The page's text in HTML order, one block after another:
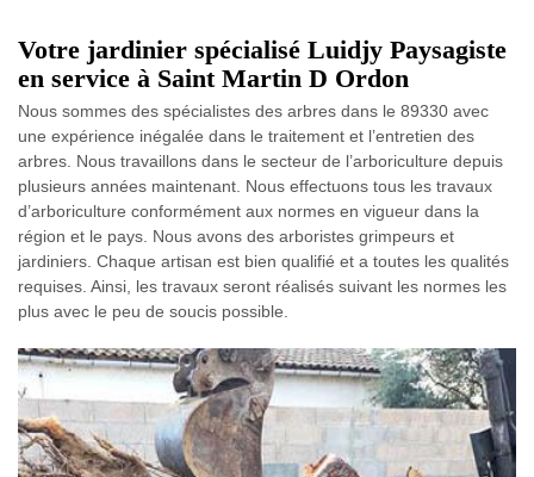
Votre jardinier spécialisé Luidjy Paysagiste
en service à Saint Martin D Ordon
Nous sommes des spécialistes des arbres dans le 89330 avec
une expérience inégalée dans le traitement et l’entretien des
arbres. Nous travaillons dans le secteur de l’arboriculture depuis
plusieurs années maintenant. Nous effectuons tous les travaux
d’arboriculture conformément aux normes en vigueur dans la
région et le pays. Nous avons des arboristes grimpeurs et
jardiniers. Chaque artisan est bien qualifié et a toutes les qualités
requises. Ainsi, les travaux seront réalisés suivant les normes les
plus avec le peu de soucis possible.